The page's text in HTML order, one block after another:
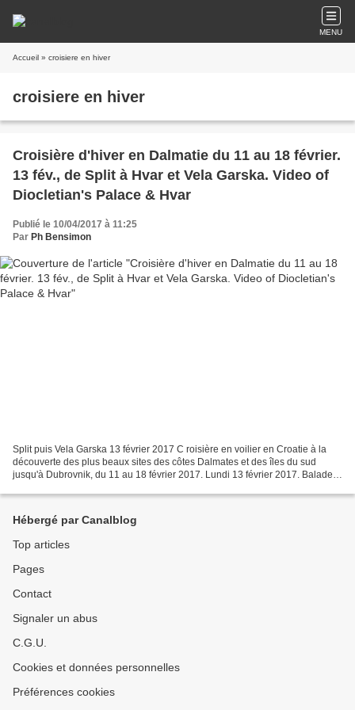
MENU
Accueil » croisiere en hiver
croisiere en hiver
Croisière d'hiver en Dalmatie du 11 au 18 février.
13 fév., de Split à Hvar et Vela Garska. Video of
Diocletian's Palace & Hvar
Publié le 10/04/2017 à 11:25
Par Ph Bensimon
Split puis Vela Garska 13 février 2017 C roisière en voilier en Croatie à la
découverte des plus beaux sites des côtes Dalmates et des îles du sud
jusqu'à Dubrovnik, du 11 au 18 février 2017. Lundi 13 février 2017. Balade
Hébergé par Canalblog
Top articles
Pages
Contact
Signaler un abus
C.G.U.
Cookies et données personnelles
Préférences cookies